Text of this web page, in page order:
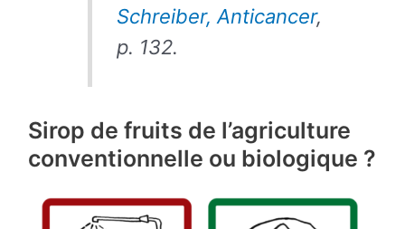
Schreiber, Anticancer,
p. 132.
Sirop de fruits de l’agriculture
conventionnelle ou biologique ?